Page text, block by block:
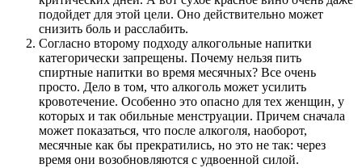
подойдет для этой цели. Оно действительно может
снизить боль и расслабить.
Согласно второму подходу алкогольные напитки
категорически запрещены. Почему нельзя пить
спиртные напитки во время месячных? Все очень
просто. Дело в том, что алкоголь может усилить
кровотечение. Особенно это опасно для тех женщин, у
которых и так обильные менструации. Причем сначала
может показаться, что после алкоголя, наоборот,
месячные как бы прекратились, но это не так: через
время они возобновляются с удвоенной силой.